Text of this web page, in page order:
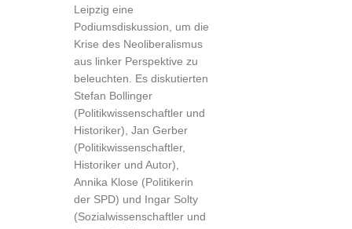
Leipzig eine
Podiumsdiskussion, um die
Krise des Neoliberalismus
aus linker Perspektive zu
beleuchten. Es diskutierten
Stefan Bollinger
(Politikwissenschaftler und
Historiker), Jan Gerber
(Politikwissenschaftler,
Historiker und Autor),
Annika Klose (Politikerin
der SPD) und Ingar Solty
(Sozialwissenschaftler und